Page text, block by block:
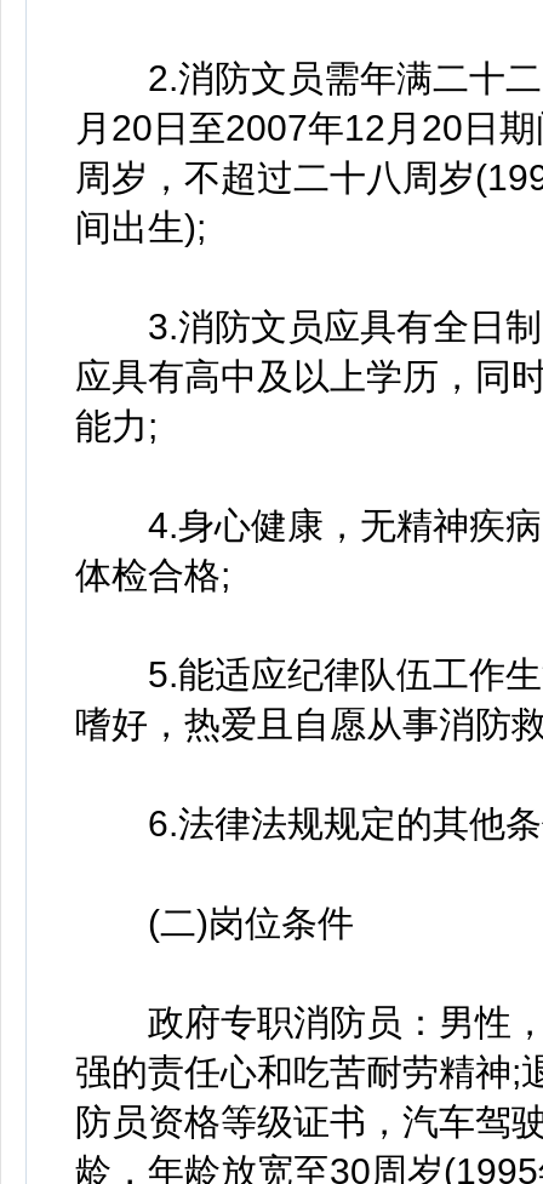
2.消防文员需年满二十二
月20日至2007年12月20日
周岁，不超过二十八周岁
间出生);
3.消防文员应具有全日制
应具有高中及以上学历，同
能力;
4.身心健康，无精神疾病
体检合格;
5.能适应纪律队伍工作生
嗜好，热爱且自愿从事消防
6.法律法规规定的其他条
(二)岗位条件
政府专职消防员：男性，
强的责任心和吃苦耐劳精神;
防员资格等级证书，汽车驾
龄，年龄放宽至30周岁